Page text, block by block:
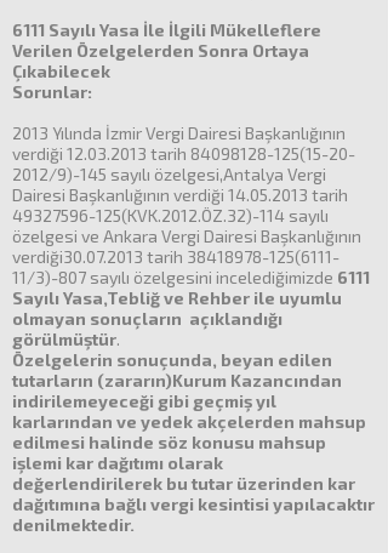
6111 Sayılı Yasa İle İlgili Mükelleflere
Verilen Özelgelerden Sonra Ortaya
Çıkabilecek
Sorunlar:
2013 Yılında İzmir Vergi Dairesi Başkanlığının
verdiği 12.03.2013 tarih 84098128-125(15-20-
2012/9)-145 sayılı özelgesi,Antalya Vergi
Dairesi Başkanlığının verdiği 14.05.2013 tarih
49327596-125(KVK.2012.ÖZ.32)-114 sayılı
özelgesi ve Ankara Vergi Dairesi Başkanlığının
verdiği30.07.2013 tarih 38418978-125(6111-
11/3)-807 sayılı özelgesini incelediğimizde 6111
Sayılı Yasa,Tebliğ ve Rehber ile uyumlu
olmayan sonuçların açıklandığı
görülmüştür.
Özelgelerin sonuçunda, beyan edilen
tutarların (zararın)Kurum Kazancından
indirilemeyeceği gibi geçmiş yıl
karlarından ve yedek akçelerden mahsup
edilmesi halinde söz konusu mahsup
işlemi kar dağıtımı olarak
değerlendirilerek bu tutar üzerinden kar
dağıtımına bağlı vergi kesintisi yapılacaktır
denilmektedir.